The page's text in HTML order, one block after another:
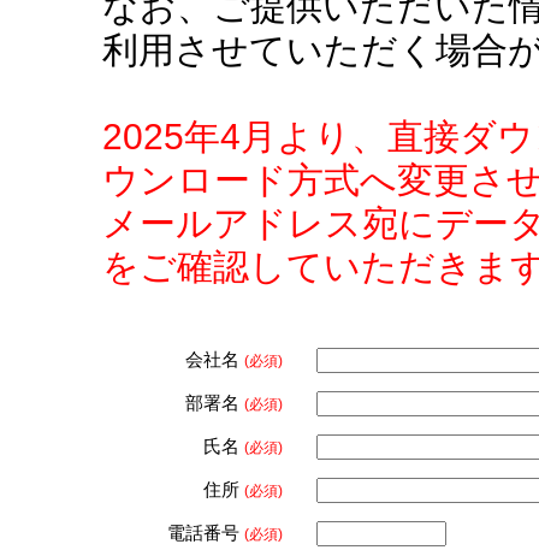
利用させていただく場合
2025年4月より、直接ダ
ウンロード方式へ変更さ
メールアドレス宛にデー
をご確認していただきま
会社名 (必須)
部署名 (必須)
氏名 (必須)
住所 (必須)
電話番号 (必須)